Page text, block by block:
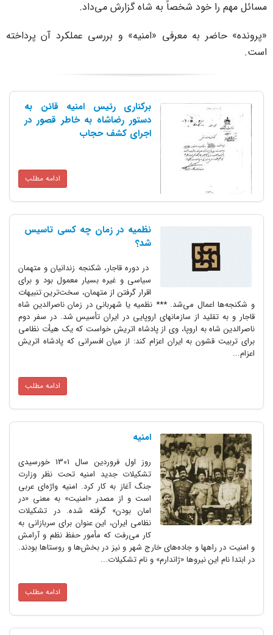
شخصاً به شاه گزارش می‌داد.
به معرفی «امنیه» و بررسی عملکرد آن پرداخته
برکناری رئیس امنیه قائن به
دستور رضاشاه به خاطر قصور در
اجرای کشف حجاب
نظمیه در زمان چه کسی تاسیس
شد؟
در دوره قاجار، شکنجه زندانیان و متهمان
سیاسی و غیره بسیار معمول بود و برای
اقرار گرفتن از متهمان، سخت‌ترین تنبیهات
می‌شد. *** نظمیه یا شهربانی در زمان ناصرالدین شاه
از سازمانهای اروپایی در ایران تأسیس شد. در سفر دوم
به اروپا، وی از پادشاه اتریش خواست که یک هیأت نظامی
به ایران اعزام کند: از میان افسرانی که پادشاه اتریش
امنیه
روز اول فروردین سال 1301 خورسیدی
تشکیلات جدید امنیه تحت نظر وزارت
جنگ آغاز به کار کرد. امنیه واژه‌ای عربی
است و از مصدر «امنیت» به معنی «در
امان بودن» گرفته شده. در تشکیلات
نظامی ایران، این عنوان برای سربازانی به
کار می‌رفت که مأمور حفظ نظم و آرامش
و جاده‌های خارج شهر و نیز در بخش‌ها و روستاها بودند.
نیروها «ژاندارم» و نام تشکیلات...